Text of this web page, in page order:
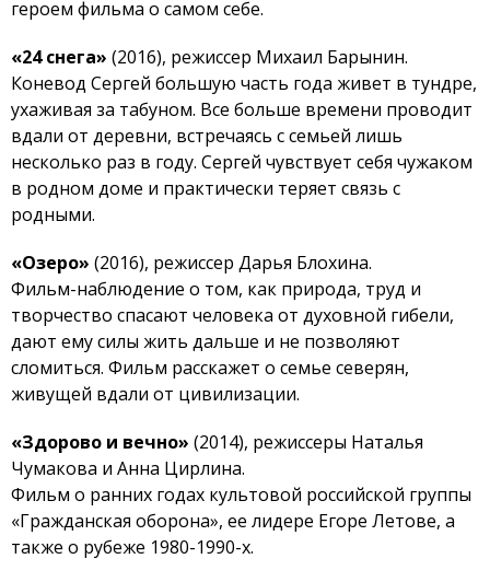
героем фильма о самом себе.
«24 снега» (2016), режиссер Михаил Барынин.
Коневод Сергей большую часть года живет в тундре,
ухаживая за табуном. Все больше времени проводит
вдали от деревни, встречаясь с семьей лишь
несколько раз в году. Сергей чувствует себя чужаком
в родном доме и практически теряет связь с
родными.
«Озеро» (2016), режиссер Дарья Блохина.
Фильм-наблюдение о том, как природа, труд и
творчество спасают человека от духовной гибели,
дают ему силы жить дальше и не позволяют
сломиться. Фильм расскажет о семье северян,
живущей вдали от цивилизации.
«Здорово и вечно» (2014), режиссеры Наталья
Чумакова и Анна Цирлина.
Фильм о ранних годах культовой российской группы
«Гражданская оборона», ее лидере Егоре Летове, а
также о рубеже 1980-1990-х.